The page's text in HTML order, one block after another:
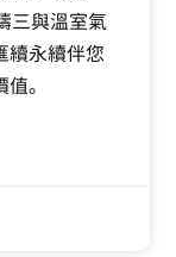
三與溫室氣
續永續伴您
。